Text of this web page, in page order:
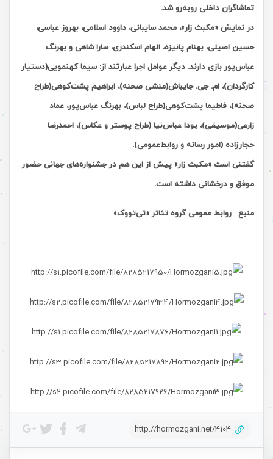
تماشاگران داخلی روبه‌رو شد.
در نمایش «مکبث زار»، محمد سایبانی، داوود اسلامی، بهروز عباسی،
حسین اصیلی، بهنام پانیزه، الهام اسکندری، سارا شاهی و بهرنگ
عباس‌پور بازی دارند. دیگر عوامل اجرا عبارتند از: سیما کهنمویی(دستیار
کارگردان)، ام. جی. جایباش(منشی صحنه)، ابراهیم پشت‌کوهی(طراح
صحنه)، فاطیما پشت‌کوهی(طراح لباس)، بهرنگ عباس‌پور، عماد
زارعی(موسیقی)، بودا عباس‌نیا (طراح پوستر و عکاس)، احمدرضا
حجارزاده (امور رسانه و روابط‌عمومی).
گفتنی است «مکبث زار» پیش از این هم در جشنواره‌های جهانی حضور
موفق و درخشانی داشته است.
منبع : روابط‌ عمومی گروه تئاتر «تی‌تووک»
http://hormozgani.net/4104